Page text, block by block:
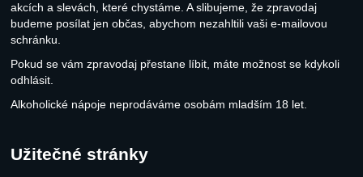
akcích a slevách, které chystáme. A slibujeme, že zpravodaj
budeme posílat jen občas, abychom nezahltili vaši e-mailovou
schránku.
Pokud se vám zpravodaj přestane líbit, máte možnost se kdykoli
odhlásit.
Alkoholické nápoje neprodáváme osobám mladším 18 let.
Užitečné stránky